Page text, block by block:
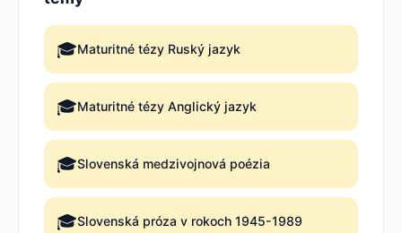
🎓Maturitné tézy Ruský jazyk
🎓Maturitné tézy Anglický jazyk
🎓Slovenská medzivojnová poézia
🎓Slovenská próza v rokoch 1945-1989